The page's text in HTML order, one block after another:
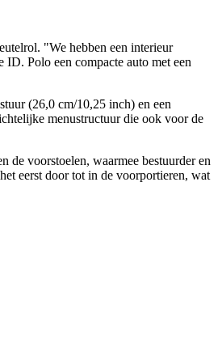
"We hebben een interieur
Polo een compacte auto met een
(26,0 cm/10,25 inch) en een
menustructuur die ook voor de
de voorstoelen, waarmee bestuurder en
eerst door tot in de voorportieren, wat